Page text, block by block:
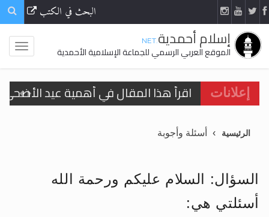
البحث في الكتب
إسلام أحمدية.NET
الموقع العربي الرسمي للجماعة الإسلامية الأحمدية
إعلانات
اقرأ هذا المقال في أهمية عيد
تعميم هامّ لأفراد الجماعة >> المزيد
تعميم هامّ لأفراد الجماعة >> المزيد
الرئيسية أسئلة وأجوبة
السؤال: السلام عليكم ورحمة الله
أسئلتي هي: